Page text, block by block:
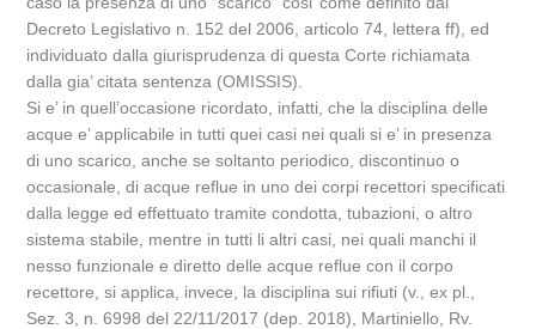
Decreto Legislativo n. 152 del 2006, articolo 74, lettera ff), ed
individuato dalla giurisprudenza di questa Corte richiamata
dalla gia’ citata sentenza (OMISSIS).
Si e’ in quell’occasione ricordato, infatti, che la disciplina delle
acque e’ applicabile in tutti quei casi nei quali si e’ in presenza
di uno scarico, anche se soltanto periodico, discontinuo o
occasionale, di acque reflue in uno dei corpi recettori specificati
dalla legge ed effettuato tramite condotta, tubazioni, o altro
sistema stabile, mentre in tutti li altri casi, nei quali manchi il
nesso funzionale e diretto delle acque reflue con il corpo
recettore, si applica, invece, la disciplina sui rifiuti (v., ex pl.,
Sez. 3, n. 6998 del 22/11/2017 (dep. 2018), Martiniello, Rv.